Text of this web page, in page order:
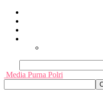
Media Purna Polri